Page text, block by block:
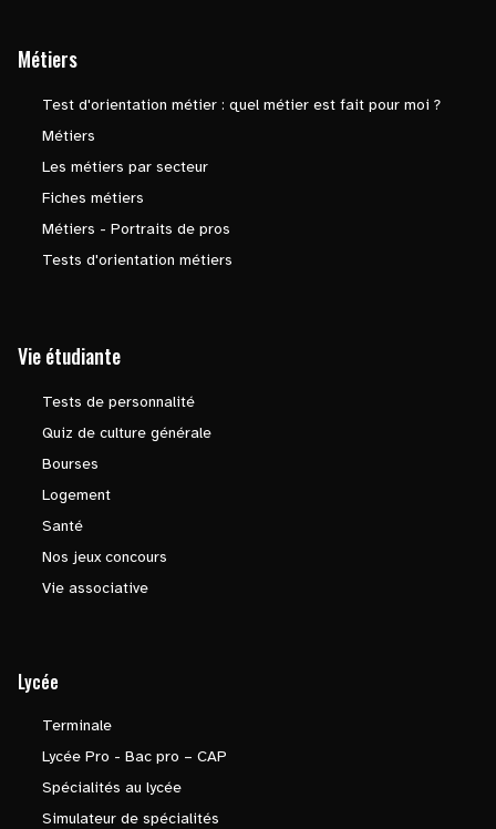
Métiers
Test d'orientation métier : quel métier est fait pour moi ?
Métiers
Les métiers par secteur
Fiches métiers
Métiers - Portraits de pros
Tests d'orientation métiers
Vie étudiante
Tests de personnalité
Quiz de culture générale
Bourses
Logement
Santé
Nos jeux concours
Vie associative
Lycée
Terminale
Lycée Pro - Bac pro – CAP
Spécialités au lycée
Simulateur de spécialités